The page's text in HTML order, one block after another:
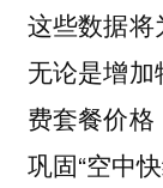
这些数据将
无论是增
费套餐价
巩固“空中